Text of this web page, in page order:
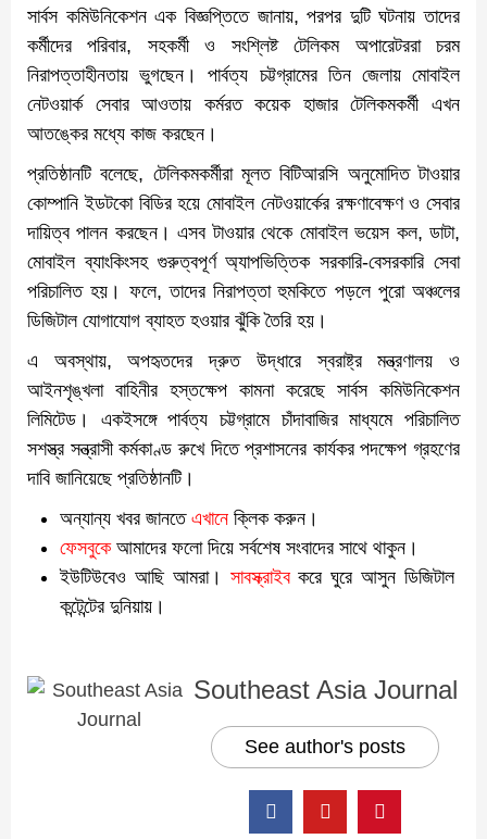
সার্বস কমিউনিকেশন এক বিজ্ঞপ্তিতে জানায়, পরপর দুটি ঘটনায় তাদের
কর্মীদের পরিবার, সহকর্মী ও সংশ্লিষ্ট টেলিকম অপারেটররা চরম
নিরাপত্তাহীনতায় ভুগছেন। পার্বত্য চট্টগ্রামের তিন জেলায় মোবাইল
নেটওয়ার্ক সেবার আওতায় কর্মরত কয়েক হাজার টেলিকমকর্মী এখন
আতঙ্কের মধ্যে কাজ করছেন।
প্রতিষ্ঠানটি বলেছে, টেলিকমকর্মীরা মূলত বিটিআরসি অনুমোদিত টাওয়ার
কোম্পানি ইডটকো বিডির হয়ে মোবাইল নেটওয়ার্কের রক্ষণাবেক্ষণ ও সেবার
দায়িত্ব পালন করছেন। এসব টাওয়ার থেকে মোবাইল ভয়েস কল, ডাটা,
মোবাইল ব্যাংকিংসহ গুরুত্বপূর্ণ অ্যাপভিত্তিক সরকারি-বেসরকারি সেবা
পরিচালিত হয়। ফলে, তাদের নিরাপত্তা হুমকিতে পড়লে পুরো অঞ্চলের
ডিজিটাল যোগাযোগ ব্যাহত হওয়ার ঝুঁকি তৈরি হয়।
এ অবস্থায়, অপহৃতদের দ্রুত উদ্ধারে স্বরাষ্ট্র মন্ত্রণালয় ও
আইনশৃঙ্খলা বাহিনীর হস্তক্ষেপ কামনা করেছে সার্বস কমিউনিকেশন
লিমিটেড। একইসঙ্গে পার্বত্য চট্টগ্রামে চাঁদাবাজির মাধ্যমে পরিচালিত
সশস্ত্র সন্ত্রাসী কর্মকাণ্ড রুখে দিতে প্রশাসনের কার্যকর পদক্ষেপ গ্রহণের
দাবি জানিয়েছে প্রতিষ্ঠানটি।
অন্যান্য খবর জানতে এখানে ক্লিক করুন।
ফেসবুকেআমাদের ফলো দিয়ে সর্বশেষ সংবাদের সাথে থাকুন।
ইউটিউবেও আছি আমরা। সাবস্ক্রাইব করে ঘুরে আসুন ডিজিটাল
কন্টেন্টের দুনিয়ায়।
Southeast Asia Journal
See author's posts